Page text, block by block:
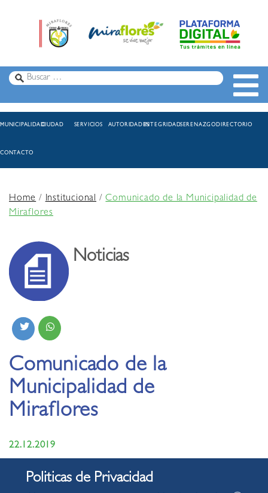
MUNICIPALIDADCIUDAD SERVICIOS AUTORIDADESINTEGRIDADSERENAZGODIRECTORIO
CONTACTO
Home/Institucional /Comunicado de la Municipalidad de
Miraflores
Noticias
Comunicado de la
Municipalidad de
Miraflores
22.12.2019